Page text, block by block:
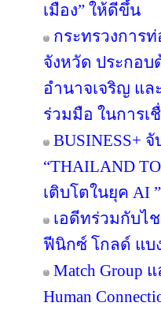
เมือง” ให้ดีขึ้น
กระทรวงการ
จังหวัด ประกอ
อำนาจเจริญ แ
ร่วมมือ ในการเ
BUSINESS+
“THAILAND
เติบโตในยุค AI ”
เอดีทร่วมกับไ
ฟีนิกซ์ โกลด์ แบ
Match Group
Human